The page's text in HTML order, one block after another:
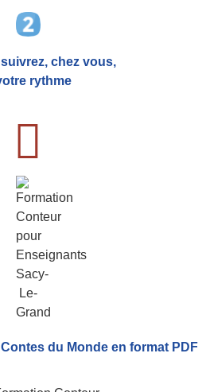
chez vous,
rythme
du Monde en format PDF